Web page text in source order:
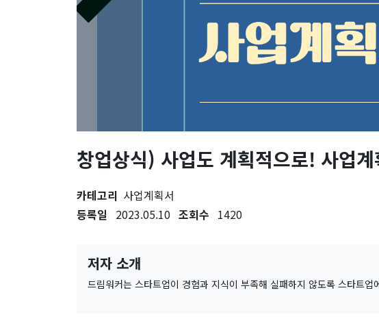
창업상식) 사업도 계획적으로! 사업계
카테고리 사업계획서
등록일
2023.05.10 조회수 1420
저자 소개
드림워커는 스타트업이 경험과 지식이 부족해 실패하지 않도록 스타트